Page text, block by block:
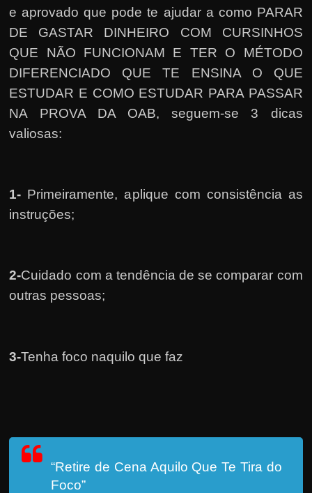
e aprovado que pode te ajudar a como PARAR
DE GASTAR DINHEIRO COM CURSINHOS
QUE NÃO FUNCIONAM E TER O MÉTODO
DIFERENCIADO QUE TE ENSINA O QUE
ESTUDAR E COMO ESTUDAR PARA PASSAR
NA PROVA DA OAB, seguem-se 3 dicas
valiosas:
1- Primeiramente, aplique com consistência as
instruções;
2-Cuidado com a tendência de se comparar com
outras pessoas;
3-Tenha foco naquilo que faz
“Retire de Cena Aquilo Que Te Tira do
Foco”